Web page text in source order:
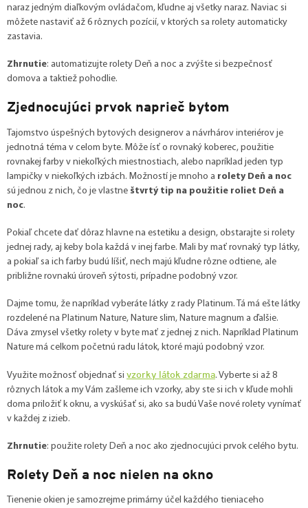
naraz jedným diaľkovým ovládačom, kľudne aj všetky naraz. Naviac si
môžete nastaviť až 6 rôznych pozícií, v ktorých sa rolety automaticky
zastavia.
Zhrnutie: automatizujte rolety Deň a noc a zvýšte si bezpečnosť
domova a taktiež pohodlie.
Zjednocujúci prvok naprieč bytom
Tajomstvo úspešných bytových designerov a návrhárov interiérov je
jednotná téma v celom byte. Môže ísť o rovnaký koberec, použitie
rovnakej farby v niekoľkých miestnostiach, alebo napríklad jeden typ
lampičky v niekoľkých izbách. Možností je mnoho a rolety Deň a noc
sú jednou z nich, čo je vlastne štvrtý tip na použitie roliet Deň a
noc.
Pokiaľ chcete dať dôraz hlavne na estetiku a design, obstarajte si rolety
jednej rady, aj keby bola každá v inej farbe. Mali by mať rovnaký typ látky,
a pokiaľ sa ich farby budú líšiť, nech majú kľudne rôzne odtiene, ale
približne rovnakú úroveň sýtosti, prípadne podobný vzor.
Dajme tomu, že napríklad vyberáte látky z rady Platinum. Tá má ešte látky
rozdelené na Platinum Nature, Nature slim, Nature magnum a ďalšie.
Dáva zmysel všetky rolety v byte mať z jednej z nich. Napríklad Platinum
Nature má celkom početnú radu látok, ktoré majú podobný vzor.
Využite možnosť objednať si vzorky látok zdarma. Vyberte si až 8
rôznych látok a my Vám zašleme ich vzorky, aby ste si ich v kľude mohli
doma priložiť k oknu, a vyskúšať si, ako sa budú Vaše nové rolety vynímať
v každej z izieb.
Zhrnutie: použite rolety Deň a noc ako zjednocujúci prvok celého bytu.
Rolety Deň a noc nielen na okno
Tienenie okien je samozrejme primárny účel každého tieniaceho